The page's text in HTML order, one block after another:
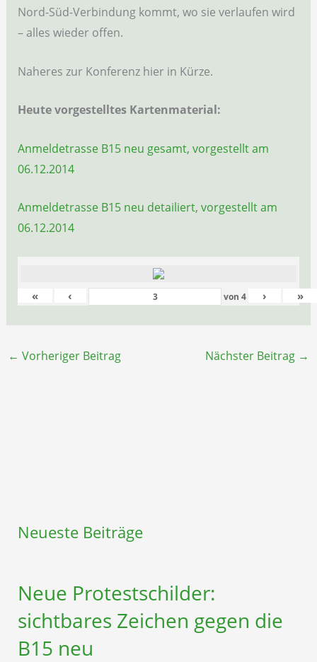
Nord-Süd-Verbindung kommt, wo sie verlaufen wird
– alles wieder offen.
Naheres zur Konferenz hier in Kürze.
Heute vorgestelltes Kartenmaterial:
Anmeldetrasse B15 neu gesamt, vorgestellt am
06.12.2014
Anmeldetrasse B15 neu detailiert, vorgestellt am
06.12.2014
« ‹ von4 › »
← Vorheriger Beitrag Nächster Beitrag →
Neueste Beiträge
Neue Protestschilder:
sichtbares Zeichen gegen die
B15 neu